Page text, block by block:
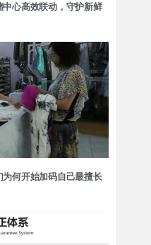
心高效联动，守护新鲜
何开始加码自己最擅长